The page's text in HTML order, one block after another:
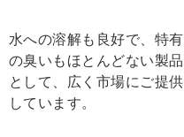
水への溶解も良好で、特有
の臭いもほとんどない製品
として、広く市場にご提供
しています。